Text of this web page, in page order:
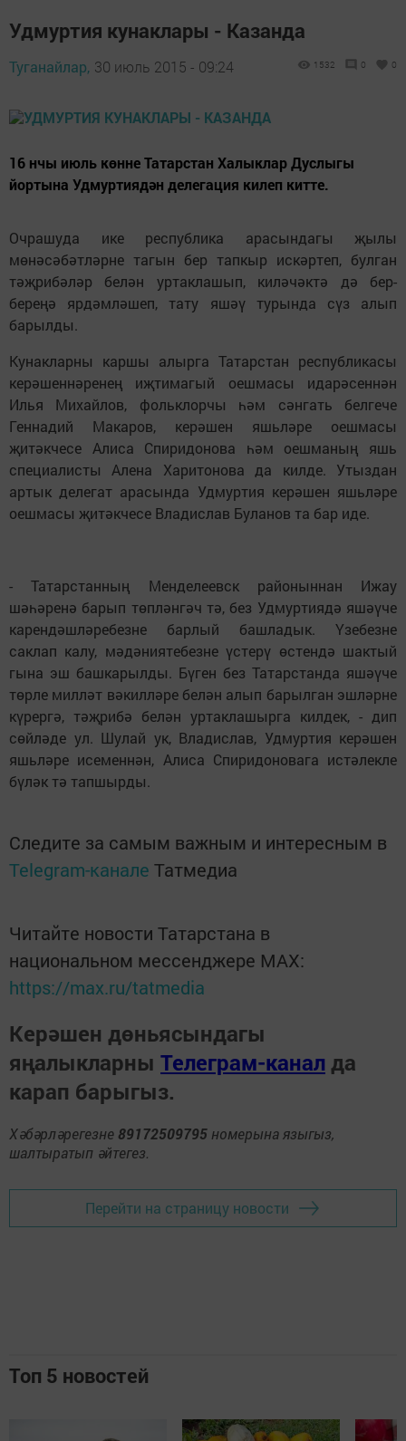
Удмуртия кунаклары - Казанда
Туганайлар, 30 июль 2015 - 09:24 1532 0 0
16 нчы июль көнне Татарстан Халыклар Дуслыгы
йортына Удмуртиядән делегация килеп китте.
Очрашуда ике республика арасындагы җылы
мөнәсәбәтләрне тагын бер тапкыр искәртеп, булган
тәҗрибәләр белән уртаклашып, киләчәктә дә бер-
береңә ярдәмләшеп, тату яшәү турында сүз алып
барылды.
Кунакларны каршы алырга Татарстан республикасы
керәшеннәренең иҗтимагый оешмасы идарәсеннән
Илья Михайлов, фольклорчы һәм сәнгать белгече
Геннадий Макаров, керәшен яшьләре оешмасы
җитәкчесе Алиса Спиридонова һәм оешманың яшь
специалисты Алена Харитонова да килде. Утыздан
артык делегат арасында Удмуртия керәшен яшьләре
оешмасы җитәкчесе Владислав Буланов та бар иде.
- Татарстанның Менделеевск районыннан Ижау
шәһәренә барып төпләнгәч тә, без Удмуртиядә яшәүче
карендәшләребезне барлый башладык. Үзебезне
саклап калу, мәдәниятебезне үстерү өстендә шактый
гына эш башкарылды. Бүген без Татарстанда яшәүче
төрле милләт вәкилләре белән алып барылган эшләрне
күрергә, тәҗрибә белән уртаклашырга килдек, - дип
сөйләде ул. Шулай ук, Владислав, Удмуртия керәшен
яшьләре исеменнән, Алиса Спиридоновага истәлекле
бүләк тә тапшырды.
Следите за самым важным и интересным в
Telegram-канале Татмедиа
Читайте новости Татарстана в
национальном мессенджере MАХ:
https://max.ru/tatmedia
Керәшен дөньясындагы
яңалыкларны Телеграм-канал да
карап барыгыз.
Хәбәрләрегезне 89172509795 номерына языгыз,
шалтыратып әйтегез.
Перейти на страницу новости
Топ 5 новостей